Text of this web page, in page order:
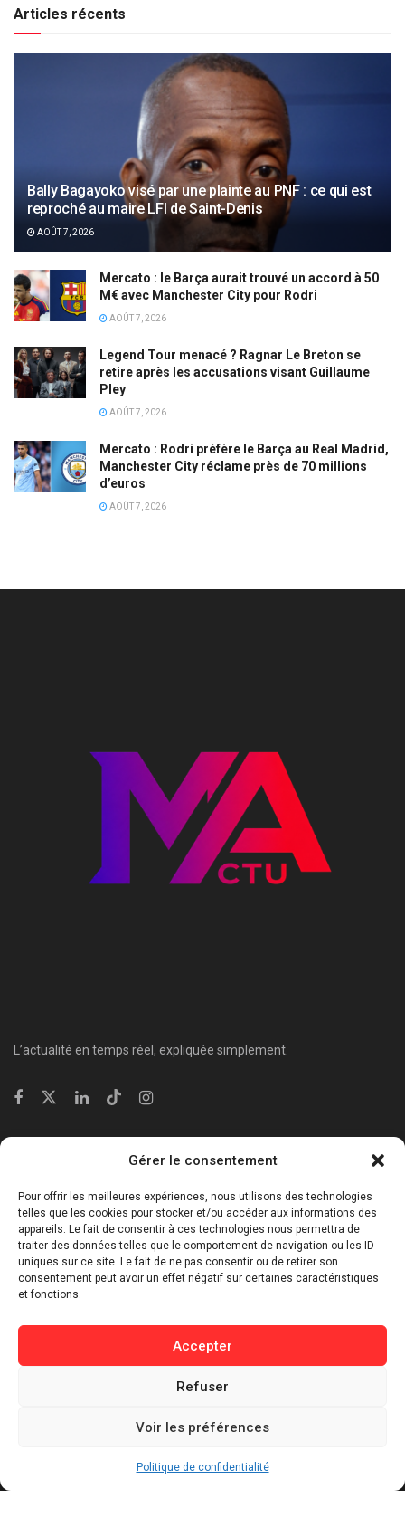
Gérer le consentement
Pour offrir les meilleures expériences, nous utilisons des technologies
telles que les cookies pour stocker et/ou accéder aux informations des
appareils. Le fait de consentir à ces technologies nous permettra de
traiter des données telles que le comportement de navigation ou les ID
uniques sur ce site. Le fait de ne pas consentir ou de retirer son
consentement peut avoir un effet négatif sur certaines caractéristiques
et fonctions.
Accepter
Refuser
Voir les préférences
Politique de confidentialité
Articles récents
Bally Bagayoko visé par une plainte au PNF : ce qui est
reproché au maire LFI de Saint-Denis
AOÛT 7, 2026
Mercato : le Barça aurait trouvé un accord à 50
M€ avec Manchester City pour Rodri
AOÛT 7, 2026
Legend Tour menacé ? Ragnar Le Breton se
retire après les accusations visant Guillaume
Pley
AOÛT 7, 2026
Mercato : Rodri préfère le Barça au Real Madrid,
Manchester City réclame près de 70 millions
d’euros
AOÛT 7, 2026
L’actualité en temps réel, expliquée simplement.
Économie & Business
⁠Culture & Divertissement
⁠Tech & Innovation
Sport
Buzz / Insolite
Informations
Politique de cookies